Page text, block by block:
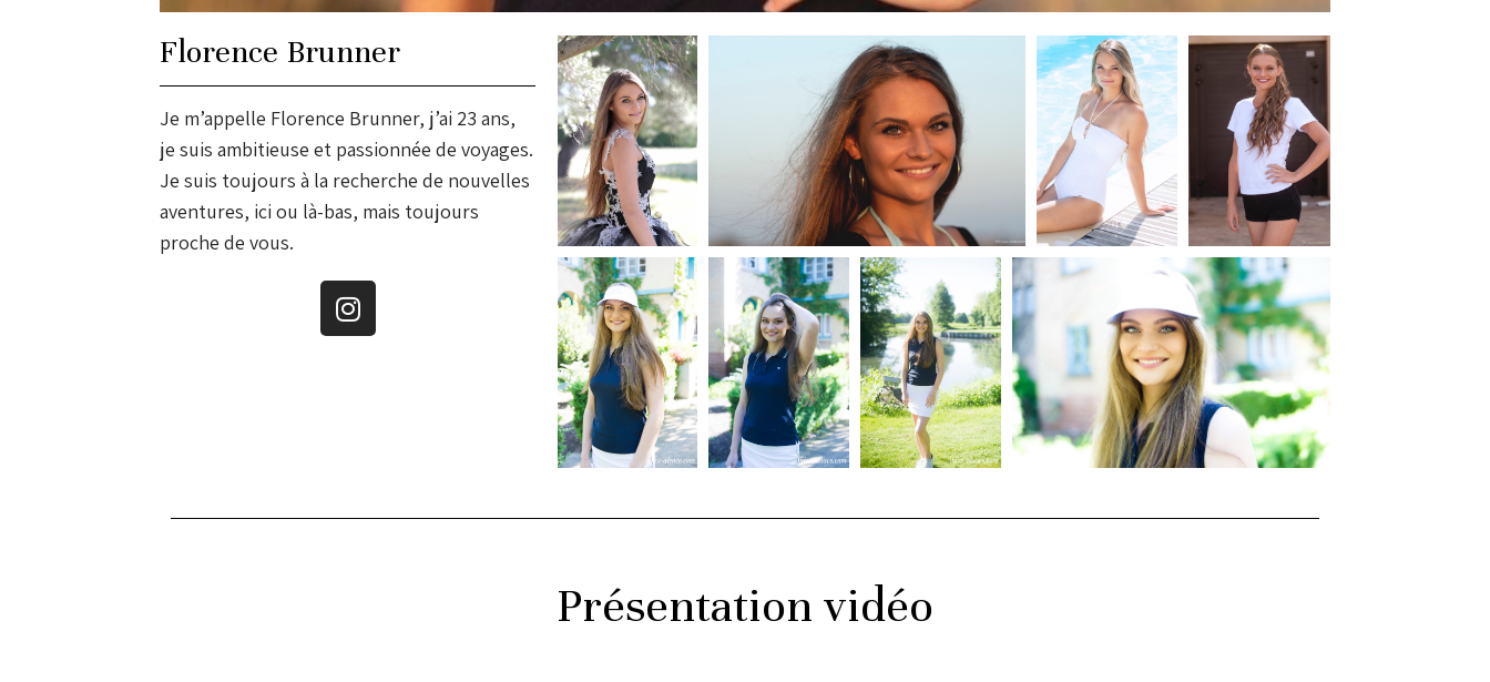
Florence Brunner
Je m’appelle Florence Brunner, j’ai 23 ans,
je suis ambitieuse et passionnée de voyages.
Je suis toujours à la recherche de nouvelles
aventures, ici ou là-bas, mais toujours
proche de vous.
Présentation vidéo